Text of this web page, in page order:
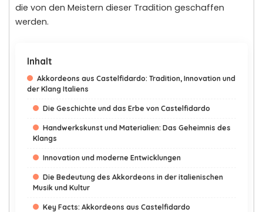
die von den Meistern dieser Tradition geschaffen
werden.
Inhalt
Akkordeons aus Castelfidardo: Tradition, Innovation und
der Klang Italiens
Die Geschichte und das Erbe von Castelfidardo
Handwerkskunst und Materialien: Das Geheimnis des
Klangs
Innovation und moderne Entwicklungen
Die Bedeutung des Akkordeons in der italienischen
Musik und Kultur
Key Facts: Akkordeons aus Castelfidardo